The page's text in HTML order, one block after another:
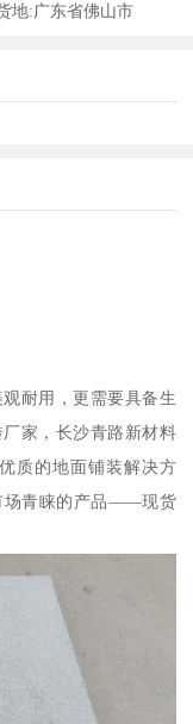
地:广东省佛山市
耐用，更需要具备生
家，长沙青路新材料
质的地面铺装解决方
场青睐的产品——现货